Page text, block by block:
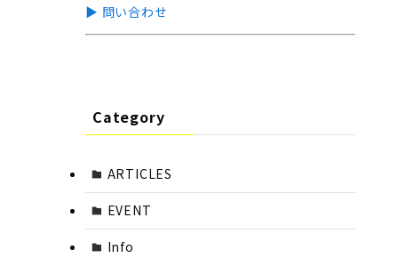
▶︎ 問い合わせ
Category
ARTICLES
EVENT
Info